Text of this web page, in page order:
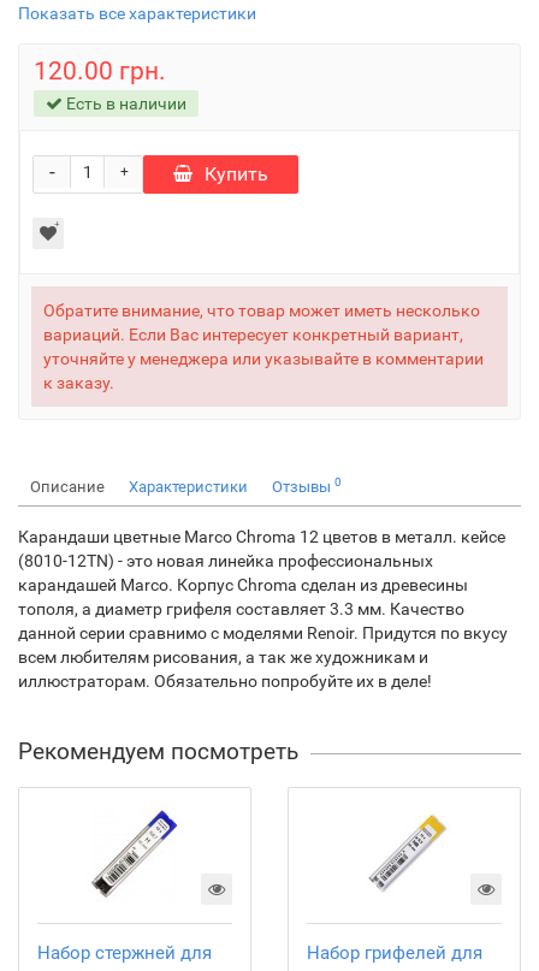
Показать все характеристики
120.00 грн.
Есть в наличии
+
- Купить
Обратите внимание, что товар может иметь несколько
вариаций. Если Вас интересует конкретный вариант,
уточняйте у менеджера или указывайте в комментарии
к заказу.
Описание Характеристики Отзывы 0
Карандаши цветные Marco Chroma 12 цветов в металл. кейсе
(8010-12TN) - это новая линейка профессиональных
карандашей Marco. Корпус Chroma сделан из древесины
тополя, а диаметр грифеля составляет 3.3 мм. Качество
данной серии сравнимо с моделями Renoir. Придутся по вкусу
всем любителям рисования, а так же художникам и
иллюстраторам. Обязательно попробуйте их в деле!
Рекомендуем посмотреть
Набор стержней для
Набор грифелей для